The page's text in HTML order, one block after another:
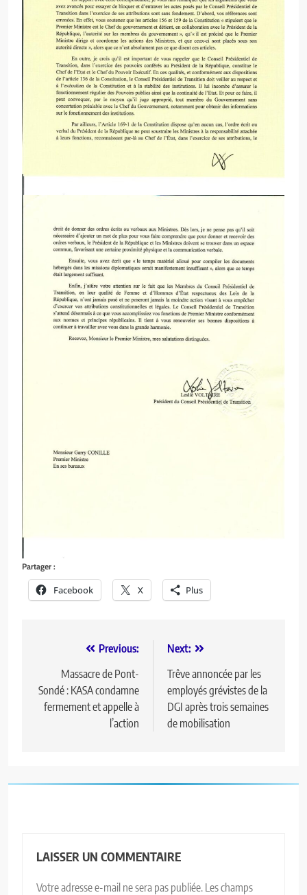
Partager :
Facebook X Plus
Previous:
Massacre de Pont-
Sondé : KASA condamne
fermement et appelle à
l’action
Next:
Trêve annoncée par les
employés grévistes de la
DGI après trois semaines
de mobilisation
LAISSER UN COMMENTAIRE
Votre adresse e-mail ne sera pas publiée. Les champs